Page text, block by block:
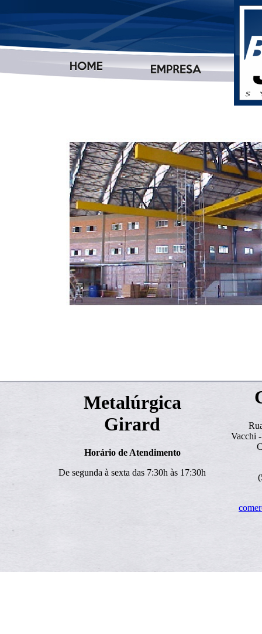
Metalúrgica
Girard
Horário de Atendimento
De segunda à sexta das 7:30h às 17:30h
Vacchi